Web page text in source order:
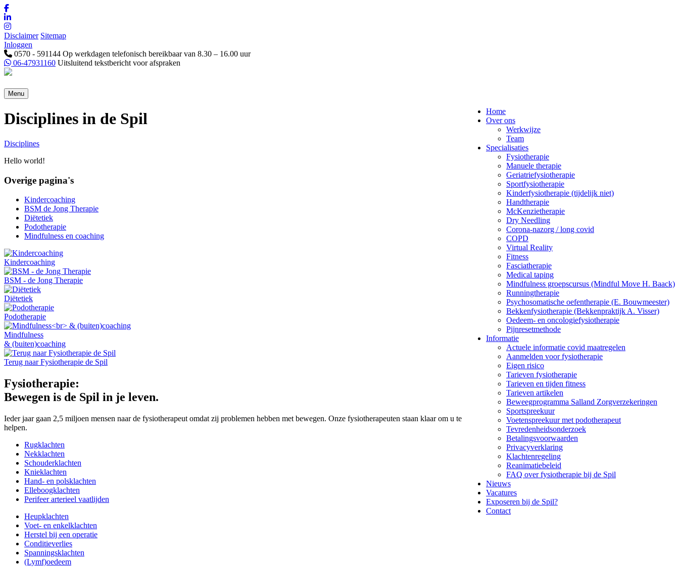
Disclaimer Sitemap
Inloggen
0570 - 591144 Op werkdagen telefonisch bereikbaar van 8.30 – 16.00 uur
06-47931160 Uitsluitend tekstbericht voor afspraken
Menu
Home
Over ons
Werkwijze
Team
Specialisaties
Fysiotherapie
Manuele therapie
Geriatriefysiotherapie
Sportfysiotherapie
Kinderfysiotherapie (tijdelijk niet)
Handtherapie
McKenzietherapie
Dry Needling
Corona-nazorg / long covid
COPD
Virtual Reality
Fitness
Fasciatherapie
Medical taping
Mindfulness groepscursus (Mindful Move H. Baack)
Runningtherapie
Psychosomatische oefentherapie (E. Bouwmeester)
Bekkenfysiotherapie (Bekkenpraktijk A. Visser)
Oedeem- en oncologiefysiotherapie
Pijnresetmethode
Informatie
Actuele informatie covid maatregelen
Aanmelden voor fysiotherapie
Eigen risico
Tarieven fysiotherapie
Tarieven en tijden fitness
Tarieven artikelen
Beweegprogramma Salland Zorgverzekeringen
Sportspreekuur
Voetenspreekuur met podotherapeut
Tevredenheidsonderzoek
Betalingsvoorwaarden
Privacyverklaring
Klachtenregeling
Reanimatiebeleid
FAQ over fysiotherapie bij de Spil
Nieuws
Vacatures
Exposeren bij de Spil?
Contact
Disciplines in de Spil
Disciplines
Hello world!
Overige pagina's
Kindercoaching
BSM de Jong Therapie
Diëtetiek
Podotherapie
Mindfulness en coaching
Kindercoaching
BSM - de Jong Therapie
Diëtetiek
Podotherapie
Mindfulness
& (buiten)coaching
Terug naar Fysiotherapie de Spil
Fysiotherapie:
Bewegen is de Spil in je leven.
Ieder jaar gaan 2,5 miljoen mensen naar de fysiotherapeut omdat zij problemen hebben met bewegen. Onze fysiotherapeuten staan klaar om u te
helpen.
Rugklachten
Nekklachten
Schouderklachten
Knieklachten
Hand- en polsklachten
Elleboogklachten
Perifeer arterieel vaatlijden
Heupklachten
Voet- en enkelklachten
Herstel bij een operatie
Conditieverlies
Spanningsklachten
(Lymf)oedeem